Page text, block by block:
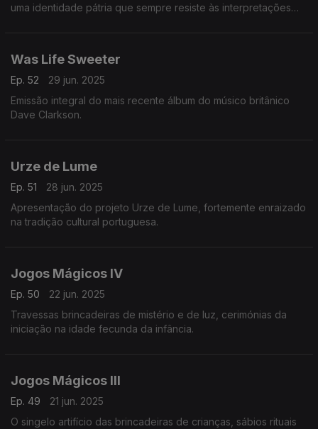
uma identidade pátria que sempre resiste às interpretações
Was Life Sweeter
Ep. 52
29 jun. 2025
Emissão integral do mais recente álbum do músico britânico
Dave Clarkson.
Urze de Lume
Ep. 51
28 jun. 2025
Apresentação do projeto Urze de Lume, fortemente enraizado
na tradição cultural portuguesa.
Jogos Mágicos IV
Ep. 50
22 jun. 2025
Travessas brincadeiras de mistério e de luz, cerimónias da
iniciação na idade fecunda da infância.
Jogos Mágicos III
Ep. 49
21 jun. 2025
O singelo artifício das brincadeiras de crianças, sábios rituais